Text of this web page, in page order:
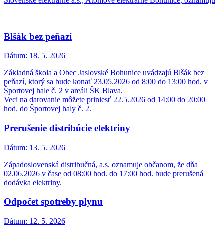
Blšák bez peňazí
Dátum: 18. 5. 2026
Základná škola a Obec Jaslovské Bohunice uvádzajú Blšák bez
peňazí, ktorý sa bude konať 23.05.2026 od 8:00 do 13:00 hod. v
Športovej hale č. 2 v areáli ŠK Blava.
Veci na darovanie môžete priniesť 22.5.2026 od 14:00 do 20:00
hod. do Športovej haly č. 2.
Prerušenie distribúcie elektriny
Dátum: 13. 5. 2026
Západoslovenská distribučná, a.s. oznamuje občanom, že dňa
02.06.2026 v čase od 08:00 hod. do 17:00 hod. bude prerušená
dodávka elektriny.
Odpočet spotreby plynu
Dátum: 12. 5. 2026